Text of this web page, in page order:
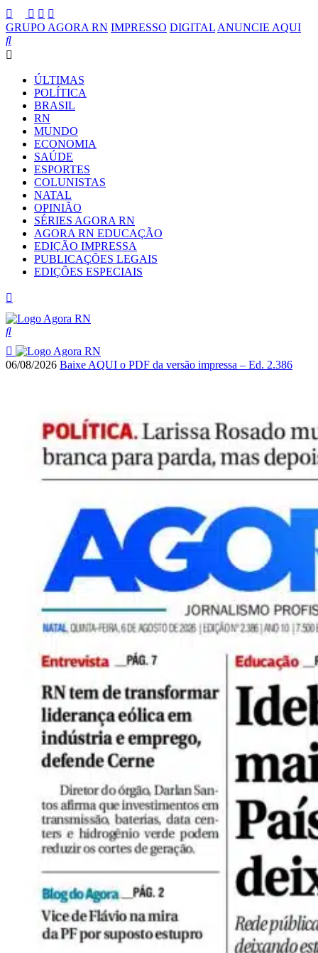
GRUPO AGORA RN IMPRESSO DIGITAL ANUNCIE AQUI
ÚLTIMAS
POLÍTICA
BRASIL
RN
MUNDO
ECONOMIA
SAÚDE
ESPORTES
COLUNISTAS
NATAL
OPINIÃO
SÉRIES AGORA RN
AGORA RN EDUCAÇÃO
EDIÇÃO IMPRESSA
PUBLICAÇÕES LEGAIS
EDIÇÕES ESPECIAIS
06/08/2026 Baixe AQUI o PDF da versão impressa – Ed. 2.386